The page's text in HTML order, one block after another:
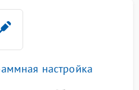
настройка